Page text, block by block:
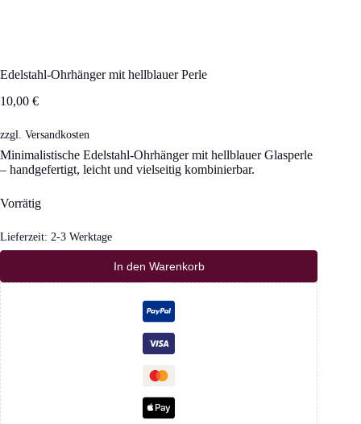
Edelstahl-Ohrhänger mit hellblauer Perle
10,00 €
zzgl. Versandkosten
Minimalistische Edelstahl-Ohrhänger mit hellblauer Glasperle
– handgefertigt, leicht und vielseitig kombinierbar.
Vorrätig
Lieferzeit: 2-3 Werktage
In den Warenkorb